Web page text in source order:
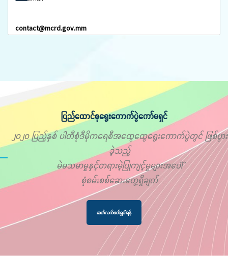
contact@mcrd.gov.mm
ပြည်ထောင်စုရွေးကောက်ပွဲကော်မရှင်
၂၀၂၀ ပြည့်နှစ် ပါတီစုံဒီမိုကရေစီအထွေထွေရွေးကောက်ပွဲတွင် ဖြစ်ပွား
ခဲ့သည့်
မဲမသမာမှုနှင့်တရားမဲ့ပြုကျင့်မှုများအပေါ်
စုံစမ်းစစ်ဆေးတွေ့ရှိချက်
ဆက်လက်ဖတ်ရှုပါရန်